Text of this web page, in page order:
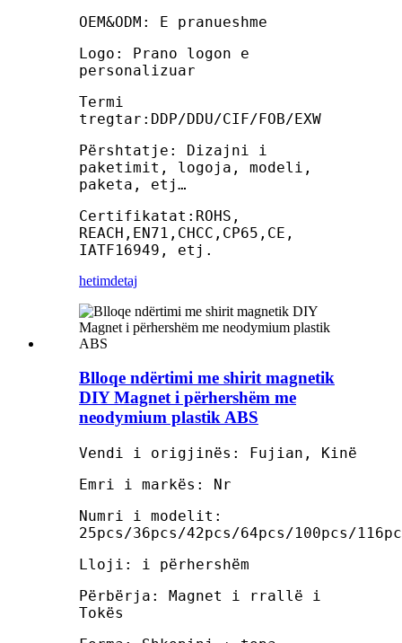
OEM&ODM: E pranueshme
Logo: Prano logon e
personalizuar
Termi
tregtar:DDP/DDU/CIF/FOB/EXW
Përshtatje: Dizajni i
paketimit, logoja, modeli,
paketa, etj…
Certifikatat:ROHS,
REACH,EN71,CHCC,CP65,CE,
IATF16949, etj.
hetimdetaj
Blloqe ndërtimi me shirit magnetik
DIY Magnet i përhershëm me
neodymium plastik ABS
Vendi i origjinës: Fujian, Kinë
Emri i markës: Nr
Numri i modelit:
25pcs/36pcs/42pcs/64pcs/100pcs/
Lloji: i përhershëm
Përbërja: Magnet i rrallë i
Tokës